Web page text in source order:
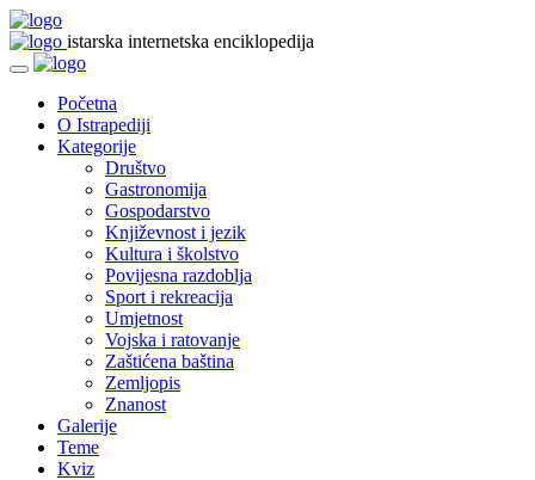
istarska internetska enciklopedija
Početna
O Istrapediji
Kategorije
Društvo
Gastronomija
Gospodarstvo
Književnost i jezik
Kultura i školstvo
Povijesna razdoblja
Sport i rekreacija
Umjetnost
Vojska i ratovanje
Zaštićena baština
Zemljopis
Znanost
Galerije
Teme
Kviz